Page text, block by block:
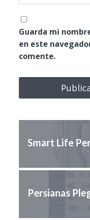
Guarda mi
en este
comente.
Smart Life
Persianas